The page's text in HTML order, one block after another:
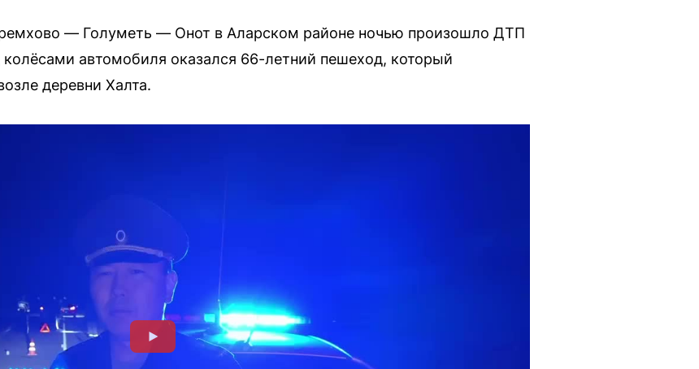
— Голуметь — Онот в Аларском районе ночью произошло ДТП
автомобиля оказался 66-летний пешеход, который
деревни Халта.